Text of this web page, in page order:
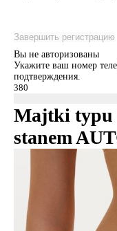
Завершить регистрацию
Вы не авторизованы
Укажите ваш номер
подтверждения.
Majtki typu
stanem